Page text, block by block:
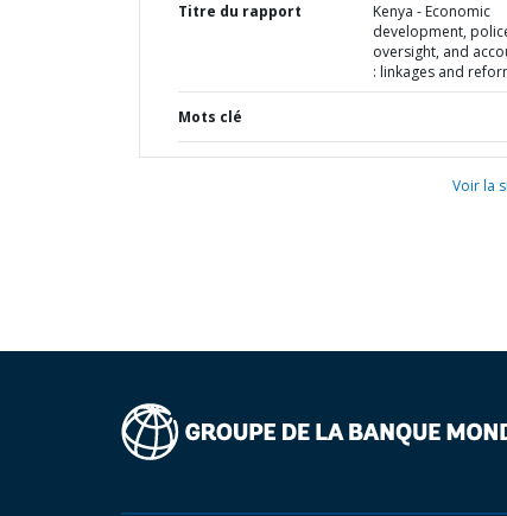
Titre du rapport
Kenya - Economic
development,
oversight, and
: linkages and
Mots clé
Voir la